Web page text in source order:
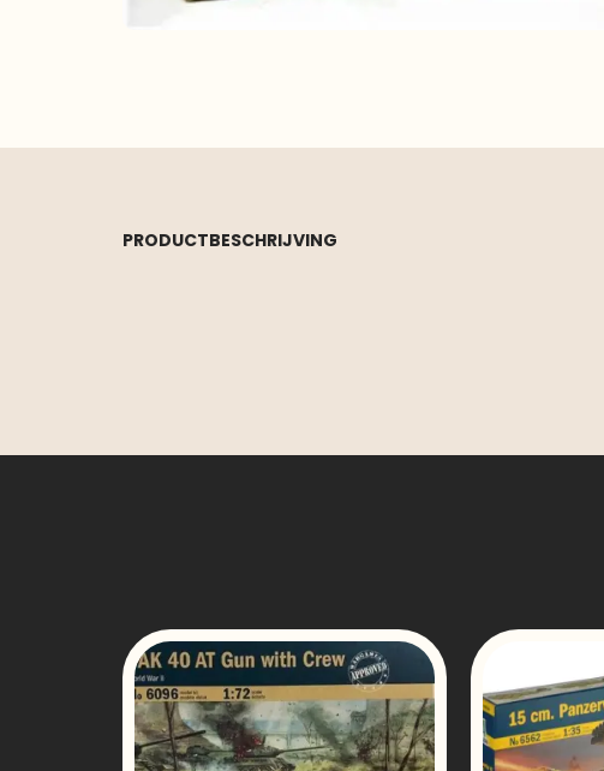
PRODUCTBESCHRIJVING